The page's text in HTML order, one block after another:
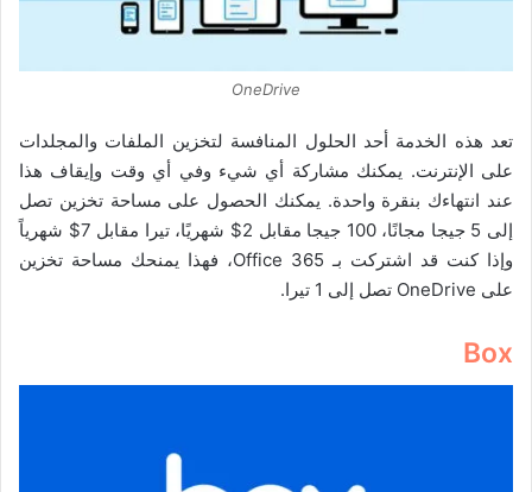
OneDrive
تعد هذه الخدمة أحد الحلول المنافسة لتخزين الملفات والمجلدات
على الإنترنت. يمكنك مشاركة أي شيء وفي أي وقت وإيقاف هذا
عند انتهاءك بنقرة واحدة. يمكنك الحصول على مساحة تخزين تصل
إلى 5 جيجا مجانًا، 100 جيجا مقابل 2$ شهريًا، تيرا مقابل 7$ شهرياً
وإذا كنت قد اشتركت بـ Office 365، فهذا يمنحك مساحة تخزين
على OneDrive تصل إلى 1 تيرا.
Box